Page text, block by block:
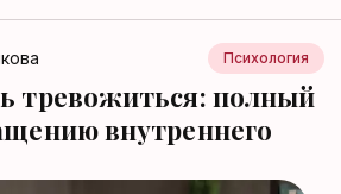
Психология
тревожиться: полный
внутреннего